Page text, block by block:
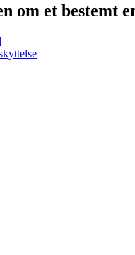
om et bestemt